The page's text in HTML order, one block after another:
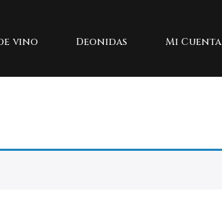
vino Deonidas Mi Cuenta